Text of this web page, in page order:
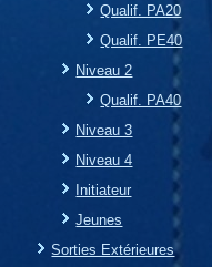
Qualif. PA20
Qualif. PE40
Niveau 2
Qualif. PA40
Niveau 3
Niveau 4
Initiateur
Jeunes
Sorties Extérieures